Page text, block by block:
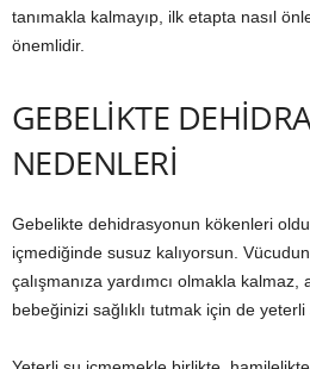
tanımakla kalmayıp, ilk etapta nasıl
önemlidir.
GEBELİKTE
NEDENLERİ
Gebelikte dehidrasyonun kökenleri
içmediğinde susuz kalıyorsun.
çalışmanıza yardımcı olmakla kalmaz,
bebeğinizi sağlıklı tutmak için de